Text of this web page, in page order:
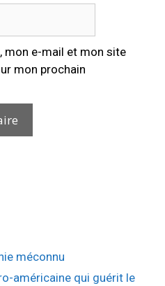
mon e-mail et mon site
mon prochain
méconnu
américaine qui guérit le